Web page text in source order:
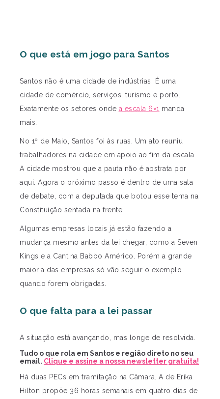
O que está em jogo para Santos
Santos não é uma cidade de indústrias. É uma
cidade de comércio, serviços, turismo e porto.
Exatamente os setores onde a escala 6×1 manda
mais.
No 1º de Maio, Santos foi às ruas. Um ato reuniu
trabalhadores na cidade em apoio ao fim da escala.
A cidade mostrou que a pauta não é abstrata por
aqui. Agora o próximo passo é dentro de uma sala
de debate, com a deputada que botou esse tema na
Constituição sentada na frente.
Algumas empresas locais já estão fazendo a
mudança mesmo antes da lei chegar, como a Seven
Kings e a Cantina Babbo Américo. Porém a grande
maioria das empresas só vão seguir o exemplo
quando forem obrigadas.
O que falta para a lei passar
A situação está avançando, mas longe de resolvida.
Tudo o que rola em Santos e região direto no seu
email. Clique e assine a nossa newsletter gratuita!
Há duas PECs em tramitação na Câmara. A de Erika
Hilton propõe 36 horas semanais em quatro dias de